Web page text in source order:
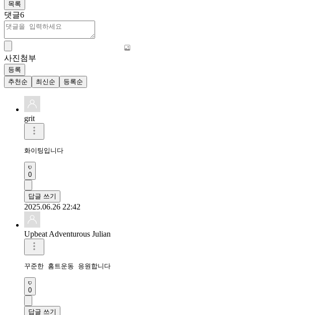
목록
댓글6
사진첨부
등록
추천순
최신순 등록순
grit
화이팅입니다
0
답글 쓰기
2025.06.26 22:42
Upbeat Adventurous Julian
꾸준한 홈트운동 응원합니다
0
답글 쓰기